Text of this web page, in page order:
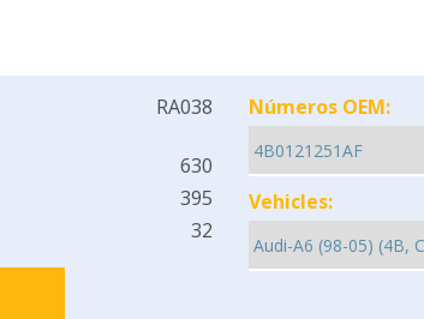
RA038
630
395
32
Números OEM:
Vehicles: